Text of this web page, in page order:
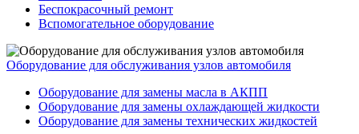
Беспокрасочный ремонт
Вспомогательное оборудование
Оборудование для обслуживания узлов автомобиля
Оборудование для замены масла в АКПП
Оборудование для замены охлаждающей жидкости
Оборудование для замены технических жидкостей